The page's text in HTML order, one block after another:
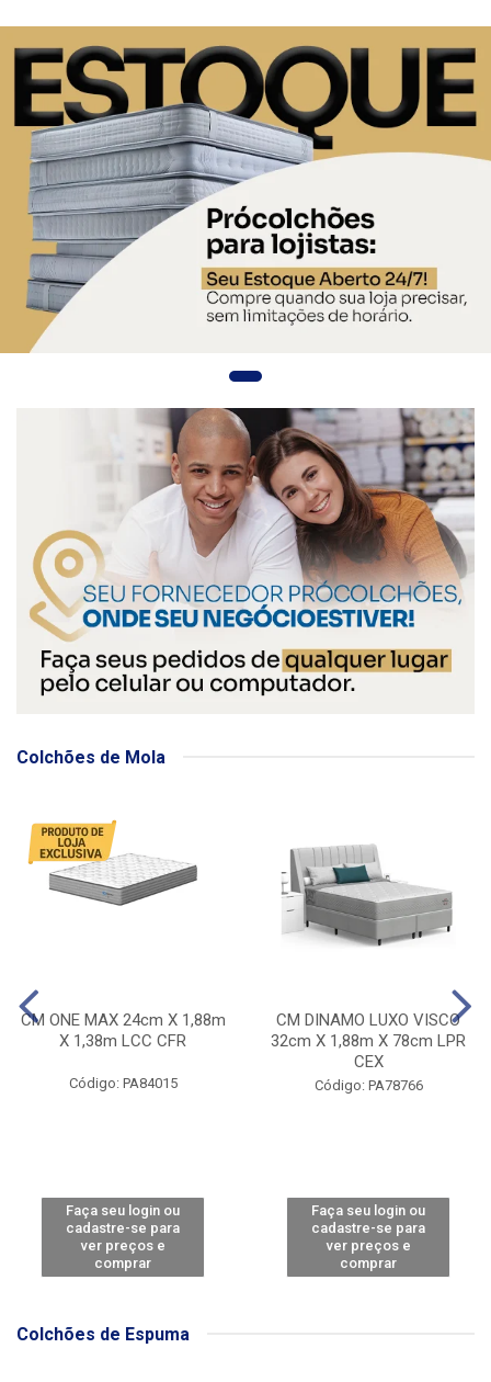
Colchões de Mola
CM ONE MAX 24cm X 1,88m
X 1,38m LCC CFR
Código: PA84015
Faça seu login ou
cadastre-se para
ver preços e
comprar
CM DINAMO LUXO VISCO
32cm X 1,88m X 78cm LPR
CEX
Código: PA78766
Faça seu login ou
cadastre-se para
ver preços e
comprar
Colchões de Espuma